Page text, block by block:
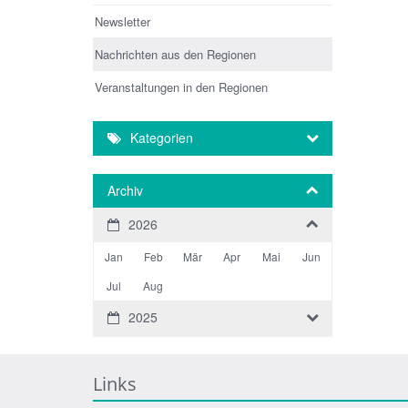
Newsletter
Nachrichten aus den Regionen
Veranstaltungen in den Regionen
Kategorien
Archiv
2026
Jan Feb Mär Apr Mai
Jun
Jul
Aug
2025
Links